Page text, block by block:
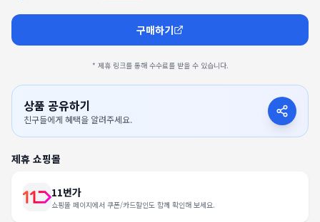
구매하기
* 제휴 링크를 통해 수수료를 받을 수 있습니다.
상품 공유하기
친구들에게 혜택을 알려주세요.
제휴 쇼핑몰
11번가
쇼핑몰 페이지에서 쿠폰/카드할인도 함께 확인해 보세요.